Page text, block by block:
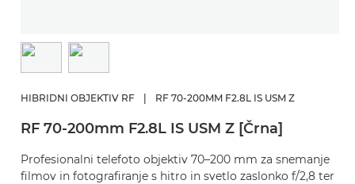
HIBRIDNI OBJEKTIV RF | RF 70-200MM F2.8L IS USM Z
RF 70-200mm F2.8L IS USM Z [Črna]
Profesionalni telefoto objektiv 70–200 mm za snemanje
filmov in fotografiranje s hitro in svetlo zaslonko f/2,8 ter